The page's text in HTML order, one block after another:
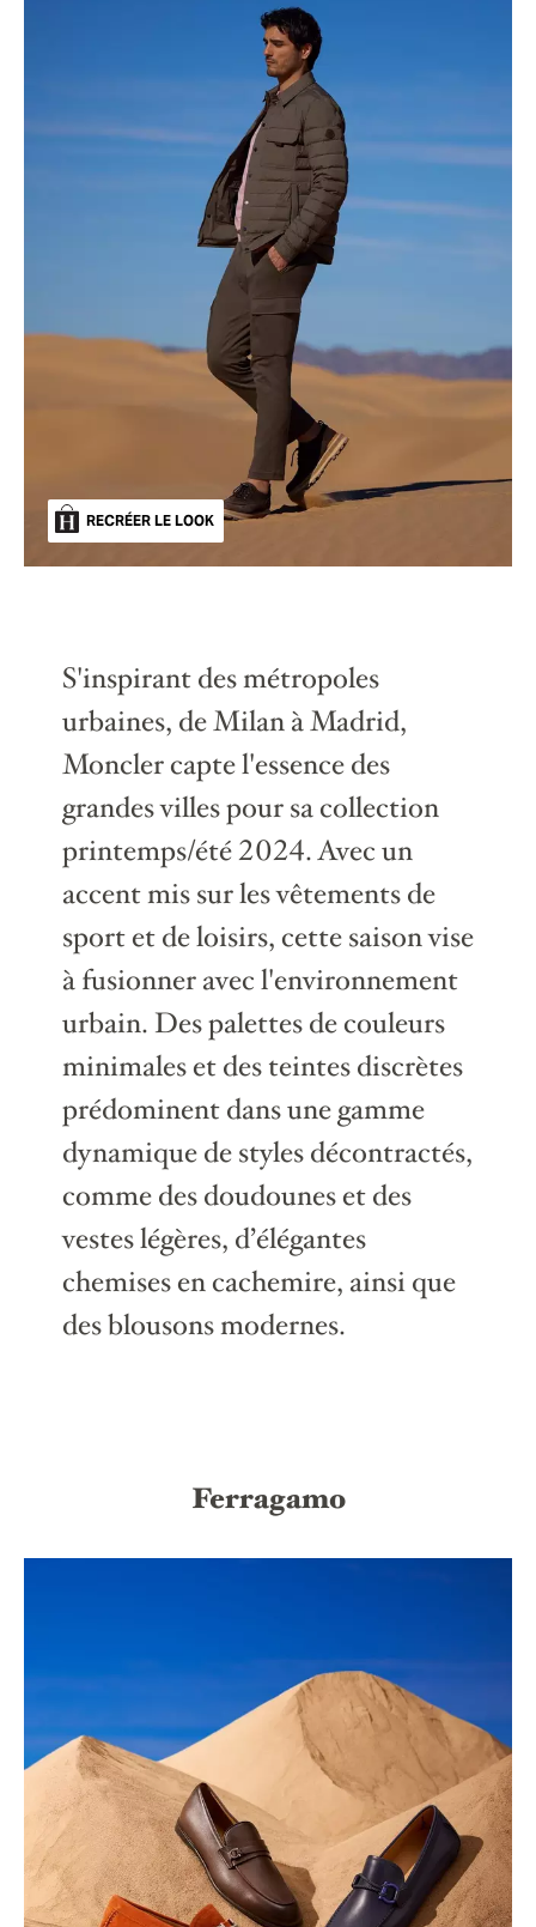
RECRÉER LE LOOK
S'inspirant des métropoles
urbaines, de Milan à Madrid,
Moncler capte l'essence des
grandes villes pour sa collection
printemps/été 2024. Avec un
accent mis sur les vêtements de
sport et de loisirs, cette saison vise
à fusionner avec l'environnement
urbain. Des palettes de couleurs
minimales et des teintes discrètes
prédominent dans une gamme
dynamique de styles décontractés,
comme des doudounes et des
vestes légères, d’élégantes
chemises en cachemire, ainsi que
des blousons modernes.
Ferragamo